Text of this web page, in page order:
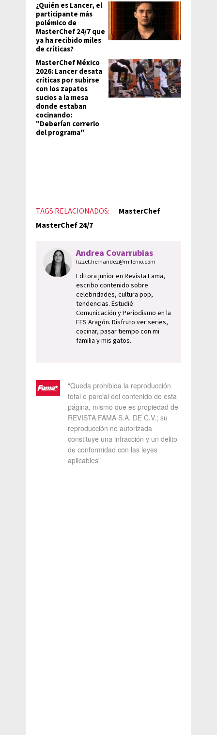
¿Quién es Lancer, el
participante más
polémico de
MasterChef 24/7 que
ya ha recibido miles
de críticas?
MasterChef México
2026: Lancer desata
críticas por subirse
con los zapatos
sucios a la mesa
donde estaban
cocinando:
"Deberían correrlo
del programa"
TAGS RELACIONADOS:
MasterChef
MasterChef 24/7
Andrea Covarrubias
lizzet.hernandez@milenio.com
Editora junior en Revista Fama,
escribo contenido sobre
celebridades, cultura pop,
tendencias. Estudié
Comunicación y Periodismo en la
FES Aragón. Disfruto ver series,
cocinar, pasar tiempo con mi
familia y mis gatos.
"Queda prohibida la reproducción
total o parcial del contenido de esta
página, mismo que es propiedad de
REVISTA FAMA S.A. DE C.V.; su
reproducción no autorizada
constituye una infracción y un delito
de conformidad con las leyes
aplicables"